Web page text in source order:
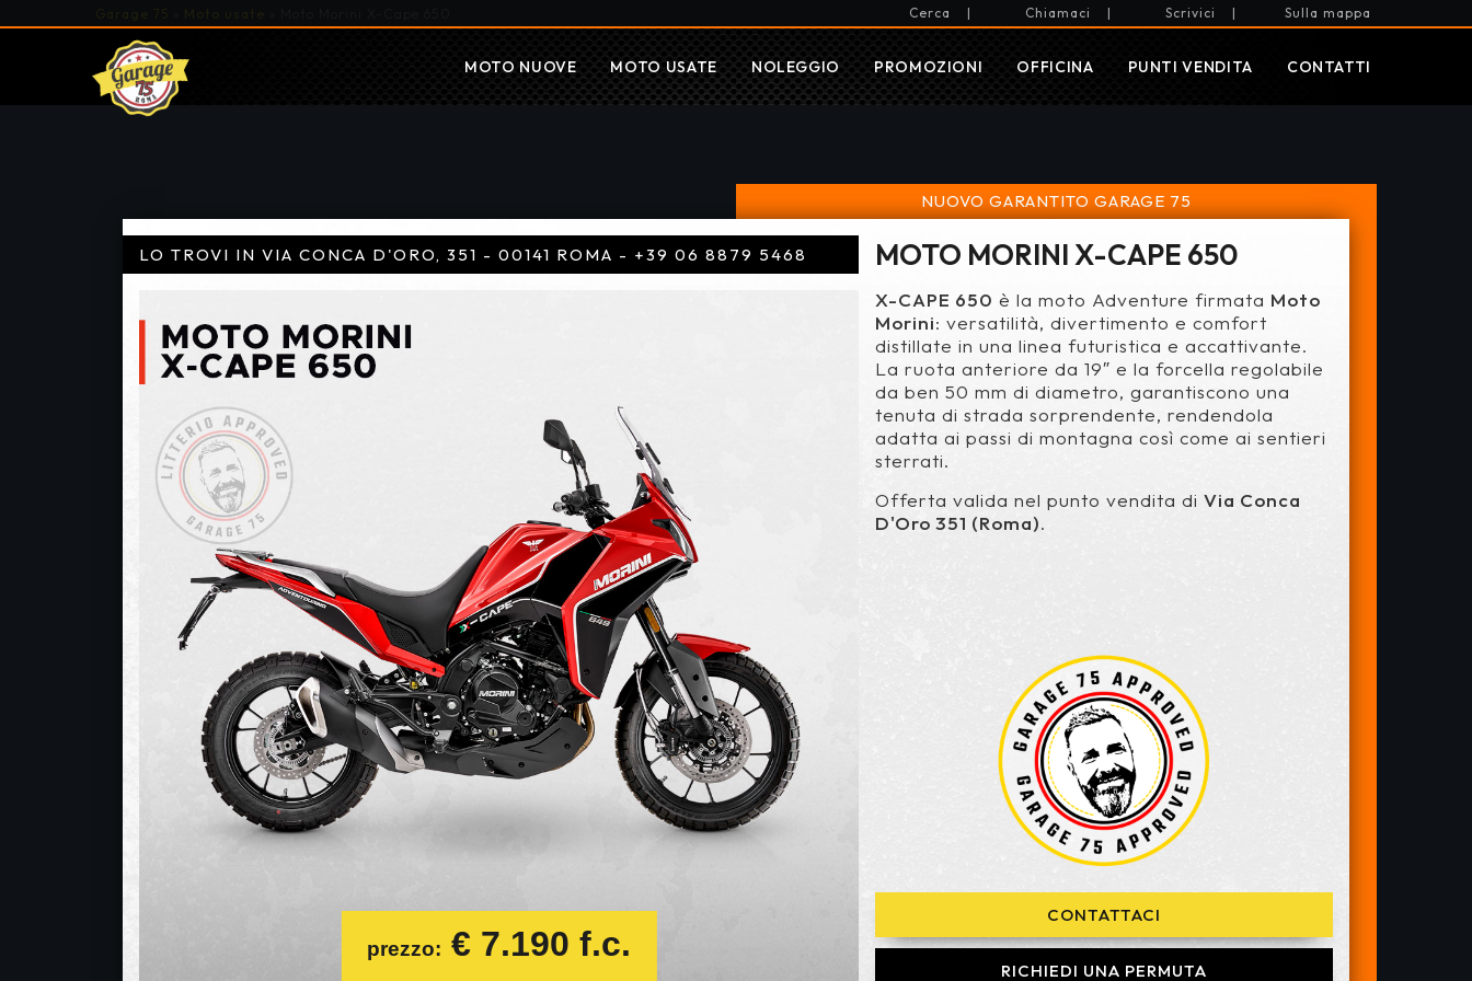
Cerca | Chiamaci | Scrivici | Sulla mappa
MOTO NUOVE MOTO USATE NOLEGGIO PROMOZIONI OFFICINA PUNTI VENDITA CONTATTI
NUOVO GARANTITO GARAGE 75
LO TROVI IN VIA CONCA D'ORO, 351 - 00141 ROMA - +39 06 8879 5468
prezzo: € 7.190 f.c.
MOTO MORINI X-CAPE 650
X-CAPE 650 è la moto Adventure firmata Moto
Morini: versatilità, divertimento e comfort
distillate in una linea futuristica e accattivante.
La ruota anteriore da 19″ e la forcella regolabile
da ben 50 mm di diametro, garantiscono una
tenuta di strada sorprendente, rendendola
adatta ai passi di montagna così come ai sentieri
sterrati.
Offerta valida nel punto vendita di Via Conca
D'Oro 351 (Roma).
CONTATTACI
RICHIEDI UNA PERMUTA